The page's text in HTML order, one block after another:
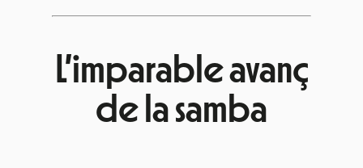
L’imparable avanç
de la samba